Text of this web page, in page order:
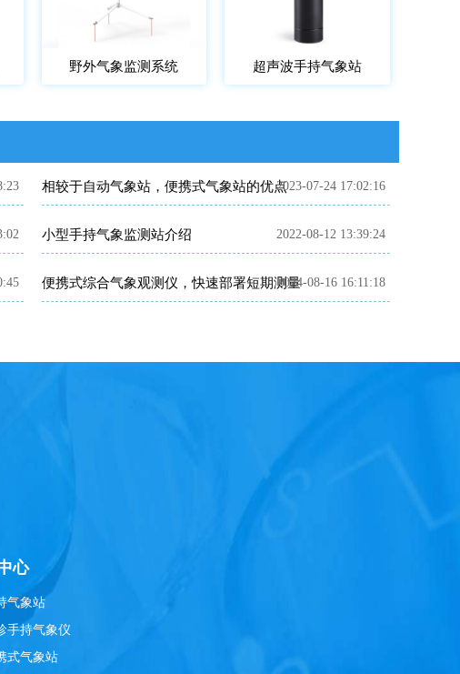
野外气象监测系统 超声波手持气象站
相较于自动气象站，便携式气象站的优点2023-07-24 17:02:16
小型手持气象监测站介绍 2022-08-12 13:39:24
便携式综合气象观测仪，快速部署短期测量2024-08-16 16:11:18
心
气象站
手持气象仪
式气象站